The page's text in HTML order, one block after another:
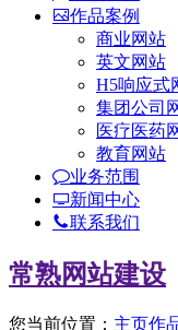
作品案例
商业网站
英文网站
H5响应式
集团公司
医疗医药
教育网站
业务范围
新闻中心
联系我们
常熟网站建设
您当前位置： 主页作